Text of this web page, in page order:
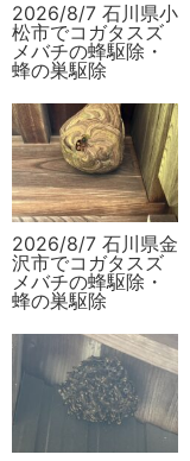
2026/8/7 石川県小
松市でコガタスズ
メバチの蜂駆除・
蜂の巣駆除
2026/8/7 石川県金
沢市でコガタスズ
メバチの蜂駆除・
蜂の巣駆除